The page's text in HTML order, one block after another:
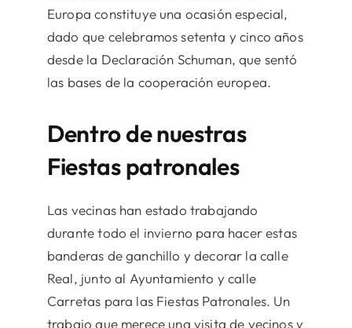
Europa constituye una ocasión especial,
dado que celebramos setenta y cinco años
desde la Declaración Schuman, que sentó
las bases de la cooperación europea.
Dentro de nuestras
Fiestas patronales
Las vecinas han estado trabajando
durante todo el invierno para hacer estas
banderas de ganchillo y decorar la calle
Real, junto al Ayuntamiento y calle
Carretas para las Fiestas Patronales. Un
trabajo que merece una visita de vecinos y